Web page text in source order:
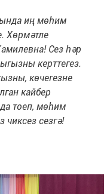
иң мөһим
Хөрмәтле
Сез һәр
керттегез.
көчегезне
кайбер
тоеп, мөһим
чиксез сезгә!